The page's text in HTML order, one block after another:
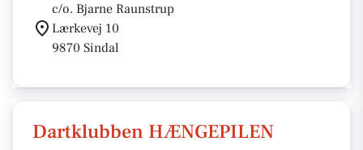
c/o. Bjarne Raunstrup
Lærkevej 10
9870 Sindal
Dartklubben HÆNGEPILEN